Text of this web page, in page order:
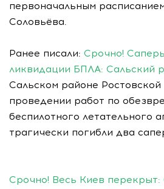
первоначальным
Соловьёва.
Ранее писали: Срочно!
ликвидации БПЛА: Сальский
Сальском районе Ростовской
проведении работ по
беспилотного летательного
трагически погибли два
Срочно! Весь Киев перекрыт: